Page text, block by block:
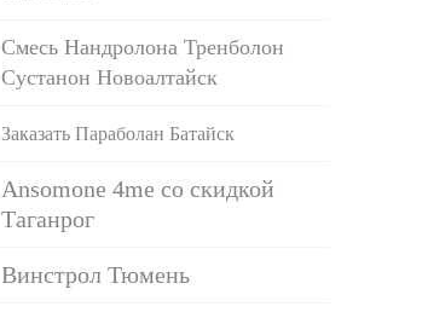
Смесь Нандролона Тренболон
Сустанон Новоалтайск
Заказать Параболан Батайск
Ansomone 4me со скидкой
Таганрог
Винстрол Тюмень